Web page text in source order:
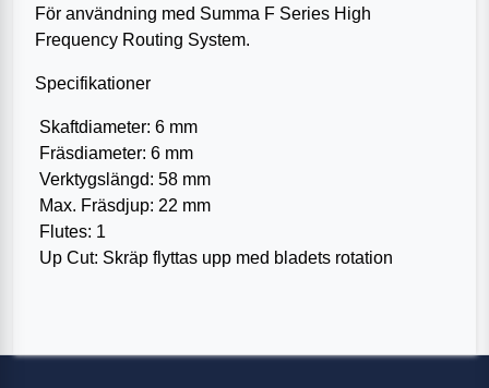
För användning med Summa F Series High
Frequency Routing System.
Specifikationer
Skaftdiameter: 6 mm
Fräsdiameter: 6 mm
Verktygslängd: 58 mm
Max. Fräsdjup: 22 mm
Flutes: 1
Up Cut: Skräp flyttas upp med bladets rotation